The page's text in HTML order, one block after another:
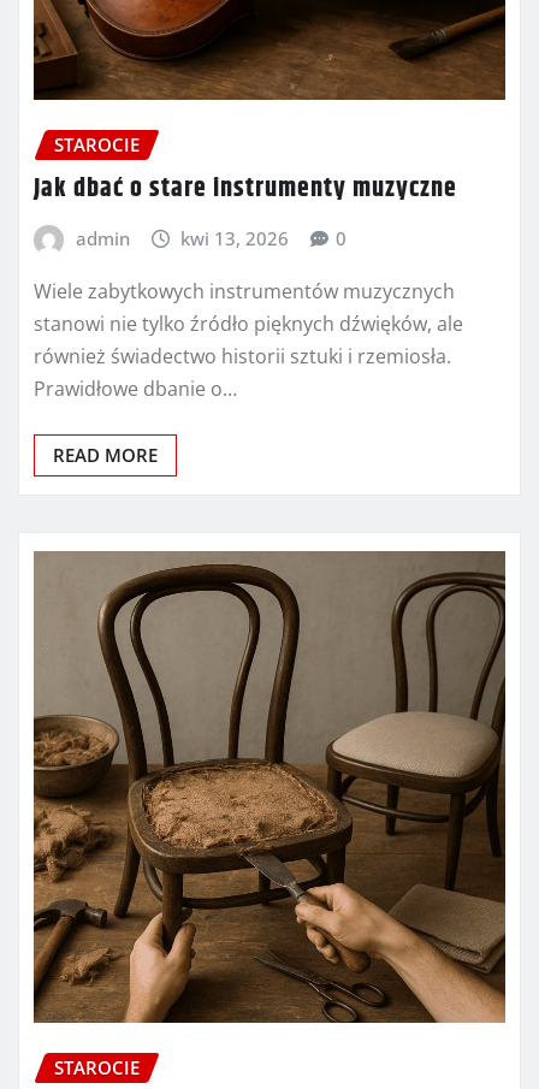
STAROCIE
Jak dbać o stare instrumenty muzyczne
admin kwi 13, 2026 0
Wiele zabytkowych instrumentów muzycznych
stanowi nie tylko źródło pięknych dźwięków, ale
również świadectwo historii sztuki i rzemiosła.
Prawidłowe dbanie o…
READ MORE
STAROCIE